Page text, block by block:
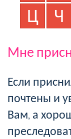
Ц
Ч
Мне
Если
почтены и
Вам, а